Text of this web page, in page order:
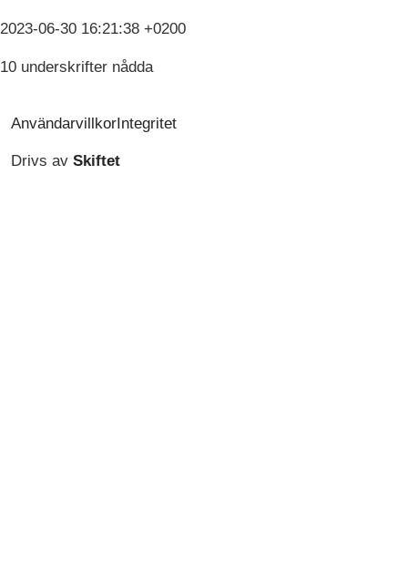
2023-06-30 16:21:38 +0200
10 underskrifter nådda
AnvändarvillkorIntegritet
Drivs av Skiftet